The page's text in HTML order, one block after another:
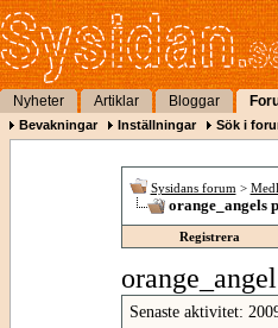
Nyheter Artiklar Bloggar
Bevakningar Inställningar Sök i
Sysidans forum >
orange_angels
Registrera
orange_angel
Senaste aktivitet: